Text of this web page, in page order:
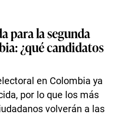
para la segunda
¿qué candidatos
en Colombia ya
por lo que los más
volverán a las